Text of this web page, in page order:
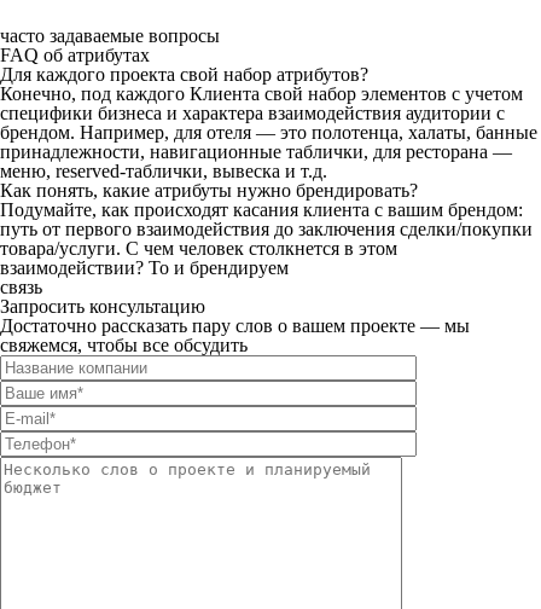
часто задаваемые вопросы
FAQ об атрибутах
Для каждого проекта свой набор атрибутов?
Конечно, под каждого Клиента свой набор элементов с учетом
специфики бизнеса и характера взаимодействия аудитории с
брендом. Например, для отеля — это полотенца, халаты, банные
принадлежности, навигационные таблички, для ресторана —
меню, reserved-таблички, вывеска и т.д.
Как понять, какие атрибуты нужно брендировать?
Подумайте, как происходят касания клиента с вашим брендом:
путь от первого взаимодействия до заключения сделки/покупки
товара/услуги. С чем человек столкнется в этом
взаимодействии? То и брендируем
связь
Запросить консультацию
Достаточно рассказать пару слов о вашем проекте — мы
свяжемся, чтобы все обсудить